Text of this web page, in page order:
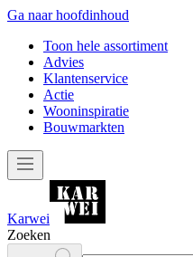
Ga naar hoofdinhoud
Toon hele assortiment
Advies
Klantenservice
Actie
Wooninspiratie
Bouwmarkten
Karwei
Zoeken